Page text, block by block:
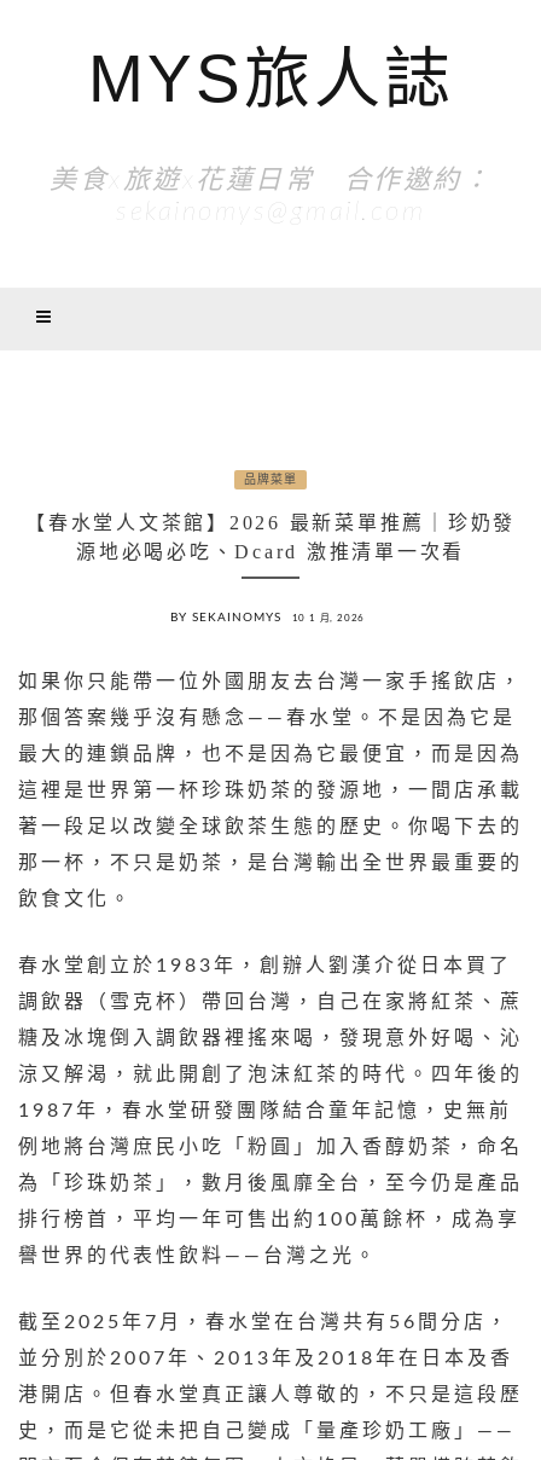
MYS旅人誌
美食x旅遊x花蓮日常 合作邀約：
sekainomys@gmail.com
品牌菜單
【春水堂人文茶館】2026 最新菜單推薦｜珍奶發
源地必喝必吃、Dcard 激推清單一次看
BY SEKAINOMYS 10 1 月, 2026
如果你只能帶一位外國朋友去台灣一家手搖飲店，
那個答案幾乎沒有懸念——春水堂。不是因為它是
最大的連鎖品牌，也不是因為它最便宜，而是因為
這裡是世界第一杯珍珠奶茶的發源地，一間店承載
著一段足以改變全球飲茶生態的歷史。你喝下去的
那一杯，不只是奶茶，是台灣輸出全世界最重要的
飲食文化。
春水堂創立於1983年，創辦人劉漢介從日本買了
調飲器（雪克杯）帶回台灣，自己在家將紅茶、蔗
糖及冰塊倒入調飲器裡搖來喝，發現意外好喝、沁
涼又解渴，就此開創了泡沫紅茶的時代。四年後的
1987年，春水堂研發團隊結合童年記憶，史無前
例地將台灣庶民小吃「粉圓」加入香醇奶茶，命名
為「珍珠奶茶」，數月後風靡全台，至今仍是產品
排行榜首，平均一年可售出約100萬餘杯，成為享
譽世界的代表性飲料——台灣之光。
截至2025年7月，春水堂在台灣共有56間分店，
並分別於2007年、2013年及2018年在日本及香
港開店。但春水堂真正讓人尊敬的，不只是這段歷
史，而是它從未把自己變成「量產珍奶工廠」——